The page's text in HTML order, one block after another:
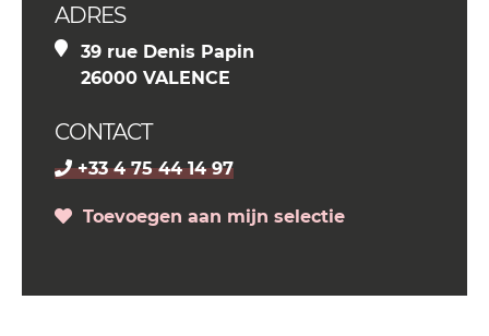
ADRES
39 rue Denis Papin
26000 VALENCE
CONTACT
+33 4 75 44 14 97
Toevoegen aan mijn selectie